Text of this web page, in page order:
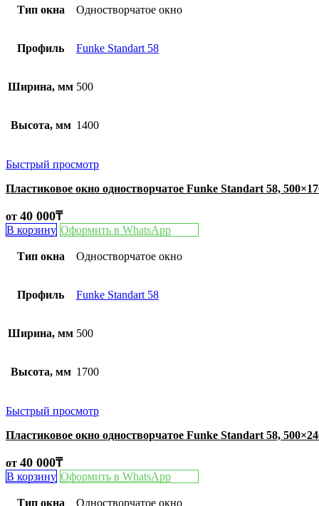
Тип окна Одностворчатое окно
Профиль Funke Standart 58
Ширина, мм 500
Высота, мм 1400
Быстрый просмотр
Пластиковое окно одностворчатое Funke Standart 58,
от 40 000₸
В корзину Оформить в WhatsApp
Тип окна Одностворчатое окно
Профиль Funke Standart 58
Ширина, мм 500
Высота, мм 1700
Быстрый просмотр
Пластиковое окно одностворчатое Funke Standart 58,
от 40 000₸
В корзину Оформить в WhatsApp
Тип окна Одностворчатое окно